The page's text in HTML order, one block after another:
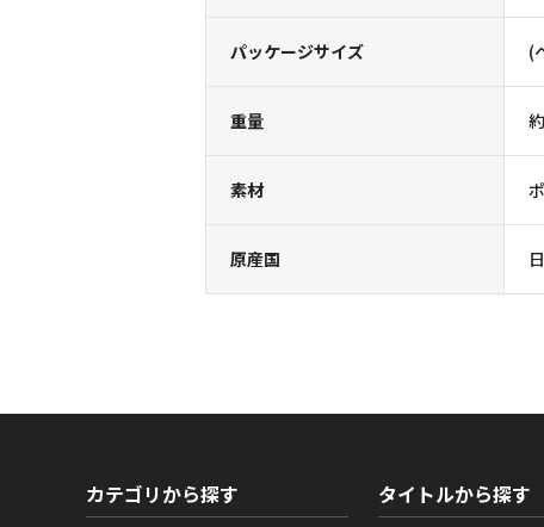
パッケージサイズ (
重量
素材
原産国
カテゴリから探す タイトルから探す